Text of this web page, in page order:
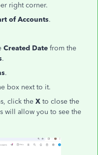
right corner.
of Accounts.
Created Date from the
.
.
box next to it.
click the X to close the
will allow you to see the